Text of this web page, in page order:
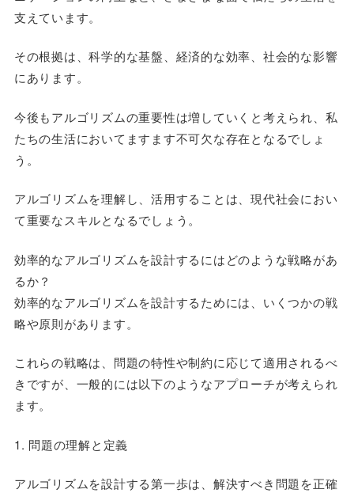
支えています。
その根拠は、科学的な基盤、経済的な効率、社会的な影響
にあります。
今後もアルゴリズムの重要性は増していくと考えられ、私
たちの生活においてますます不可欠な存在となるでしょ
う。
アルゴリズムを理解し、活用することは、現代社会におい
て重要なスキルとなるでしょう。
効率的なアルゴリズムを設計するにはどのような戦略があ
るか？
効率的なアルゴリズムを設計するためには、いくつかの戦
略や原則があります。
これらの戦略は、問題の特性や制約に応じて適用されるべ
きですが、一般的には以下のようなアプローチが考えられ
ます。
1. 問題の理解と定義
アルゴリズムを設計する第一歩は、解決すべき問題を正確